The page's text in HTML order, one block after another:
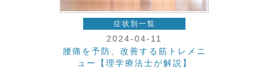
症状別一覧
2024-04-11
腰痛を予防、改善する筋トレメニ
ュー【理学療法士が解説】